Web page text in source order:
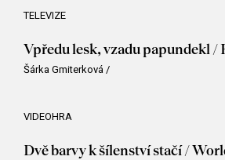
TELEVIZE
Vpředu lesk, vzadu papundekl /
Šárka Gmiterková /
VIDEOHRA
Dvě barvy k šílenství stačí /